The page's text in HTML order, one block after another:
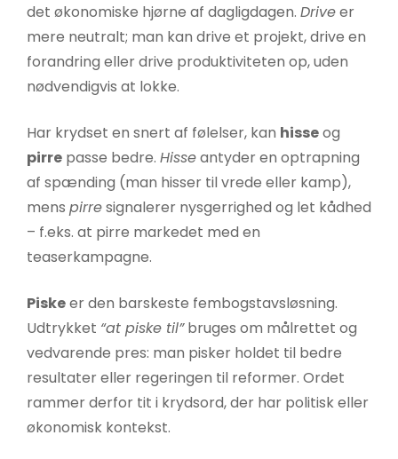
det økonomiske hjørne af dagligdagen. Driveer
mere neutralt; man kan drive et projekt, drive en
forandring eller drive produktiviteten op, uden
nødvendigvis at lokke.
Har krydset en snert af følelser, kan hisseog
pirre passe bedre. Hisseantyder en optrapning
af spænding (man hisser til vrede eller kamp),
mens pirresignalerer nysgerrighed og let kådhed
– f.eks. at pirre markedet med en
teaserkampagne.
Piskeer den barskeste fembogstavsløsning.
Udtrykket “at piske til”bruges om målrettet og
vedvarende pres: man pisker holdet til bedre
resultater eller regeringen til reformer. Ordet
rammer derfor tit i krydsord, der har politisk eller
økonomisk kontekst.